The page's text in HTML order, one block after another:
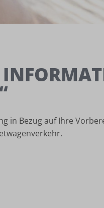
in Bezug auf Ihre